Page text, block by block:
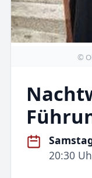
©
20:30